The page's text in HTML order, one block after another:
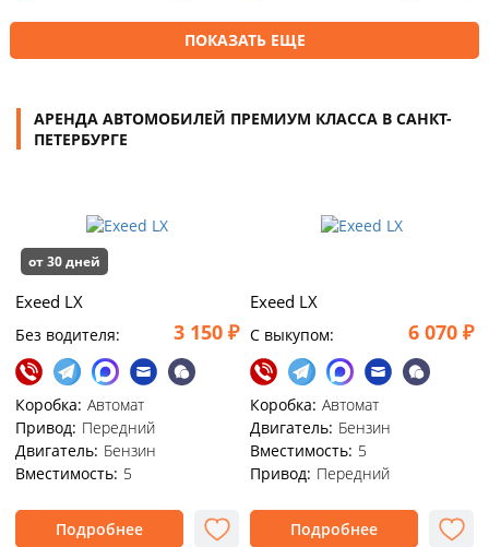
ПОКАЗАТЬ ЕЩЕ
АРЕНДА АВТОМОБИЛЕЙ ПРЕМИУМ КЛАССА В САНКТ-
ПЕТЕРБУРГЕ
от 30 дней
Exeed LX
Без водителя: 3 150 ₽
Коробка: Автомат
Привод: Передний
Двигатель: Бензин
Вместимость: 5
Подробнее
Exeed LX
C выкупом: 6 070 ₽
Коробка: Автомат
Двигатель: Бензин
Вместимость: 5
Привод: Передний
Подробнее